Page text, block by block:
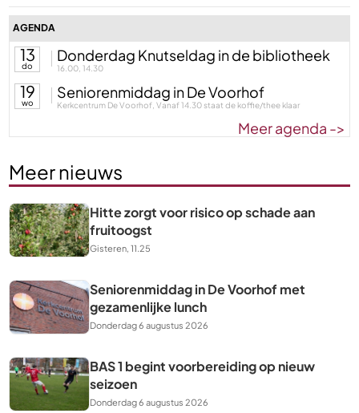
AGENDA
13
do
Donderdag Knutseldag in de bibliotheek
16.00, 14.30
19
wo
Seniorenmiddag in De Voorhof
Kerkcentrum De Voorhof, Vanaf 14.30 staat de koffie/thee klaar
Meer agenda ->
Meer nieuws
Hitte zorgt voor risico op schade aan
fruitoogst
Gisteren, 11.25
Seniorenmiddag in De Voorhof met
gezamenlijke lunch
Donderdag 6 augustus 2026
BAS 1 begint voorbereiding op nieuw
seizoen
Donderdag 6 augustus 2026